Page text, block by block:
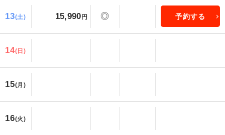
13(土) 15,990 円 ◎ 予約する
14(日)
15(月)
16(火)